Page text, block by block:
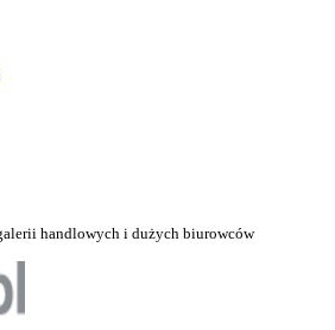
handlowych i dużych biurowców